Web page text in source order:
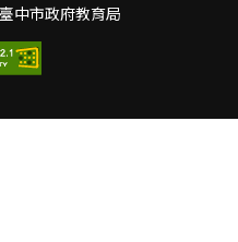
中市政府教育局